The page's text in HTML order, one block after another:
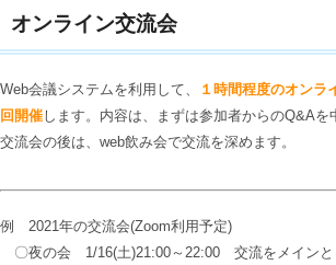
オンライン交流会
Web会議システムを利用して、
１時間程度のオンラ
回開催します。内容は、まずは参加者からのQ&Aを
交流会の後は、web飲み会で交流を深めます。
例 2021年の交流会(Zoom利用予定)
〇夜の会 1/16(土)21:00～22:00 交流をメインと